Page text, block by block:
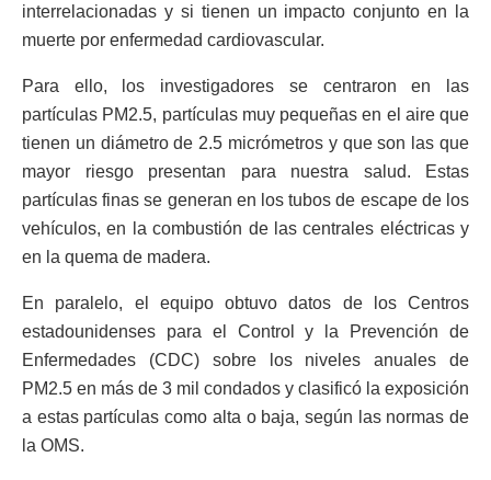
interrelacionadas y si tienen un impacto conjunto en la
muerte por enfermedad cardiovascular.
Para ello, los investigadores se centraron en las
partículas PM2.5, partículas muy pequeñas en el aire que
tienen un diámetro de 2.5 micrómetros y que son las que
mayor riesgo presentan para nuestra salud. Estas
partículas finas se generan en los tubos de escape de los
vehículos, en la combustión de las centrales eléctricas y
en la quema de madera.
En paralelo, el equipo obtuvo datos de los Centros
estadounidenses para el Control y la Prevención de
Enfermedades (CDC) sobre los niveles anuales de
PM2.5 en más de 3 mil condados y clasificó la exposición
a estas partículas como alta o baja, según las normas de
la OMS.